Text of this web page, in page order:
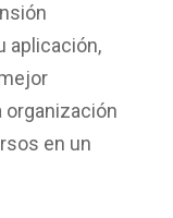
aplicación,
organización
en un